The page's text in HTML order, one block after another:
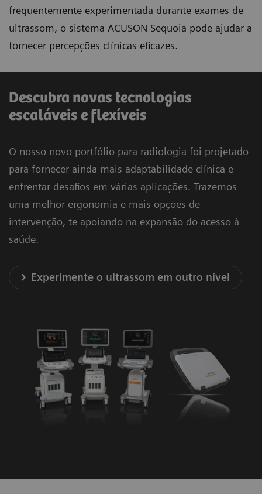
frequentemente experimentada durante exames de
ultrassom, o sistema ACUSON Sequoia pode ajudar a
fornecer percepções clínicas eficazes.
Descubra novas tecnologias
escaláveis e flexíveis
O nosso novo portfólio para radiologia foi projetado
para fornecer ainda mais adaptabilidade clínica e
enfrentar desafios em várias aplicações. Trazemos
uma melhor ergonomia e mais opções de
intervenção, te apoiando na expansão do acesso à
saúde.
Experimente o ultrassom em outro nível